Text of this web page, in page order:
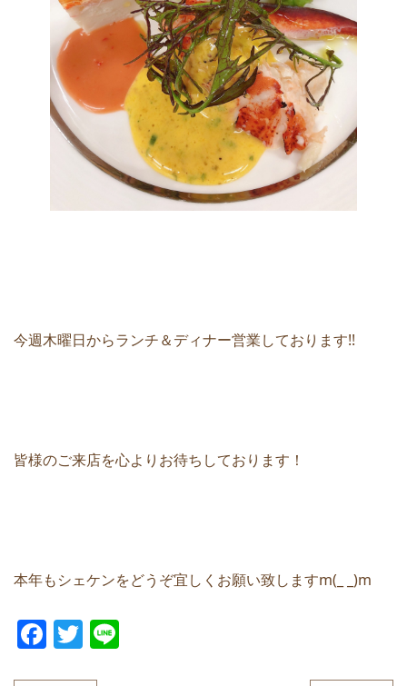
今週木曜日からランチ＆ディナー営業しております!!
皆様のご来店を心よりお待ちしております！
本年もシェケンをどうぞ宜しくお願い致しますm(_ _)m
F T